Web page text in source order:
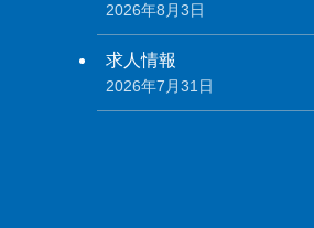
2026年8月3日
求人情報
2026年7月31日